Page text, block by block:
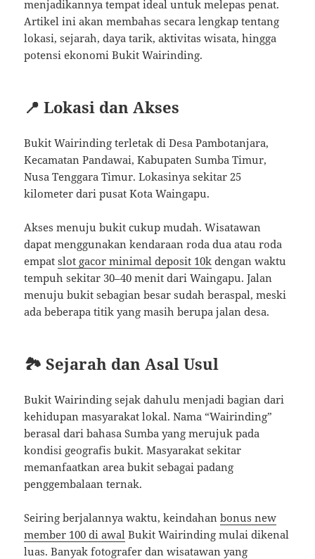
menjadikannya tempat ideal untuk melepas penat.
Artikel ini akan membahas secara lengkap tentang
lokasi, sejarah, daya tarik, aktivitas wisata, hingga
potensi ekonomi Bukit Wairinding.
📍 Lokasi dan Akses
Bukit Wairinding terletak di Desa Pambotanjara,
Kecamatan Pandawai, Kabupaten Sumba Timur,
Nusa Tenggara Timur. Lokasinya sekitar 25
kilometer dari pusat Kota Waingapu.
Akses menuju bukit cukup mudah. Wisatawan
dapat menggunakan kendaraan roda dua atau roda
empatslot gacor minimal deposit 10k dengan waktu
tempuh sekitar 30–40 menit dari Waingapu. Jalan
menuju bukit sebagian besar sudah beraspal, meski
ada beberapa titik yang masih berupa jalan desa.
🏞️ Sejarah dan Asal Usul
Bukit Wairinding sejak dahulu menjadi bagian dari
kehidupan masyarakat lokal. Nama “Wairinding”
berasal dari bahasa Sumba yang merujuk pada
kondisi geografis bukit. Masyarakat sekitar
memanfaatkan area bukit sebagai padang
penggembalaan ternak.
Seiring berjalannya waktu, keindahanbonus new
member 100 di awal Bukit Wairinding mulai dikenal
luas. Banyak fotografer dan wisatawan yang